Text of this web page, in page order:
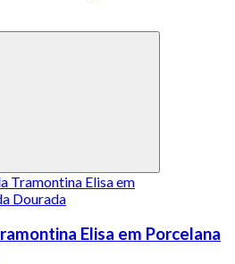
Elisa em Porcelana